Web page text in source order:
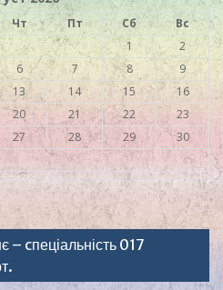
Чт Пт Сб
Вс
1
2
6 7 8
9
13 14 15
16
20 21 22
23
27 28 29
30
cпеціальність 017